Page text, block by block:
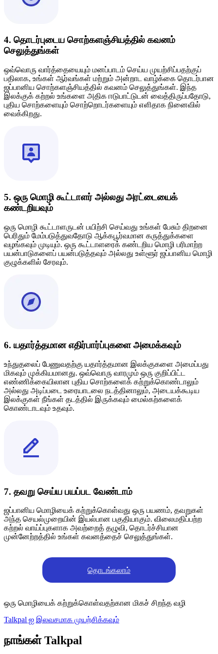
4. தொடர்புடைய சொற்களஞ்சியத்தில் கவனம்
செலுத்துங்கள்
ஒவ்வொரு வார்த்தையையும் மனப்பாடம் செய்ய முயற்சிப்பதற்குப்
பதிலாக, உங்கள் ஆர்வங்கள் மற்றும் அன்றாட வாழ்க்கை தொடர்பான
ஜப்பானிய சொற்களஞ்சியத்தில் கவனம் செலுத்துங்கள். இந்த
இலக்குக் கற்றல் உங்களை அதிக ஈடுபாட்டுடன் வைத்திருப்பதோடு,
புதிய சொற்களையும் சொற்றொடர்களையும் எளிதாக நினைவில்
வைக்கிறது.
5. ஒரு மொழி கூட்டாளர் அல்லது அரட்டையைக்
கண்டறியவும்
ஒரு மொழி கூட்டாளருடன் பயிற்சி செய்வது உங்கள் பேசும் திறனை
பெரிதும் மேம்படுத்துவதோடு ஆக்கபூர்வமான கருத்துக்களை
வழங்கவும் முடியும். ஒரு கூட்டாளரைக் கண்டறிய மொழி பரிமாற்ற
பயன்பாடுகளைப் பயன்படுத்தவும் அல்லது உள்ளூர் ஜப்பானிய மொழி
குழுக்களில் சேரவும்.
6. யதார்த்தமான எதிர்பார்ப்புகளை அமைக்கவும்
உந்துதலைப் பேணுவதற்கு யதார்த்தமான இலக்குகளை அமைப்பது
மிகவும் முக்கியமானது. ஒவ்வொரு வாரமும் ஒரு குறிப்பிட்ட
எண்ணிக்கையிலான புதிய சொற்களைக் கற்றுக்கொண்டாலும்
அல்லது அடிப்படை உரையாடலை நடத்தினாலும், அடையக்கூடிய
இலக்குகள் நீங்கள் தடத்தில் இருக்கவும் மைல்கற்களைக்
கொண்டாடவும் உதவும்.
7. தவறு செய்ய பயப்பட வேண்டாம்
ஜப்பானிய மொழியைக் கற்றுக்கொள்வது ஒரு பயணம், தவறுகள்
அந்த செயல்முறையின் இயல்பான பகுதியாகும். விலைமதிப்பற்ற
கற்றல் வாய்ப்புகளாக அவற்றைத் தழுவி, தொடர்ச்சியான
முன்னேற்றத்தில் உங்கள் கவனத்தைச் செலுத்துங்கள்.
தொடங்கலாம்
ஒரு மொழியைக் கற்றுக்கொள்வதற்கான மிகச் சிறந்த வழி
Talkpal ஐ இலவசமாக முயற்சிக்கவும்
நாங்கள் Talkpal